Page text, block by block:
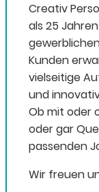
Creativ
als 25
Kunden
vielseitige
und
Ob mit oder
oder gar
passenden
Wir freuen